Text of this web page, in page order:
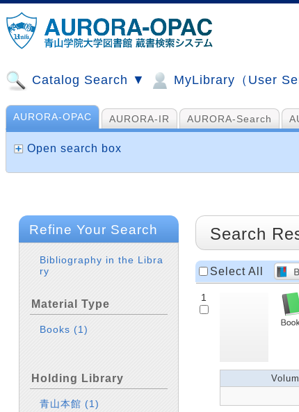
Catalog Search ▼ MyLibrary（User
AURORA-OPAC AURORA-IR AURORA-Search
山手コンソ、NDL他
Open search box
Refine Your Search
Bibliography in the Libra
ry
Material Type
Books(1)
Holding Library
青山本館(1)
Search
Select All
1